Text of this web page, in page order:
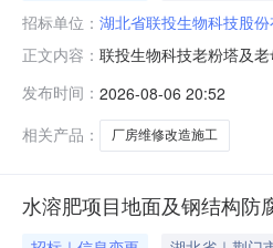
招标单位： 湖北省联投生物科技股份
正文内容： 联投生物科技老粉塔及
施工项目；1.2采购人：
墙体檩条、玻璃钢瓦、门
发布时间： 2026-08-06 20:52
相关产品：
厂房维修改造施工
水溶肥项目地面及钢结构防